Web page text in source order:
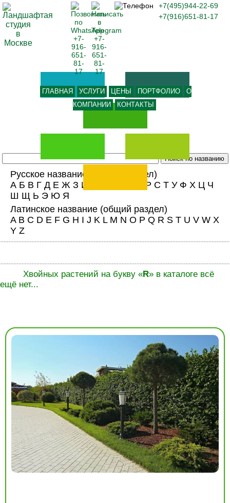
Русское название
(общий раздел)
А Б В Г Д Е Ж З И Р С Т У Ф Х Ц Ч
Ш Щ Ь Э Ю Я
Латинское название (общий раздел)
A B C D E F G H I J K L M N O P Q R S T U V W X
Y Z
Хвойных растений на букву «R» в каталоге всё
ещё нет...
+7(495)944-22-69
+7(916)651-81-17
ГЛАВНАЯ УСЛУГИ ЦЕНЫ ПОРТФОЛИО
О
КОМПАНИИ
КОНТАКТЫ